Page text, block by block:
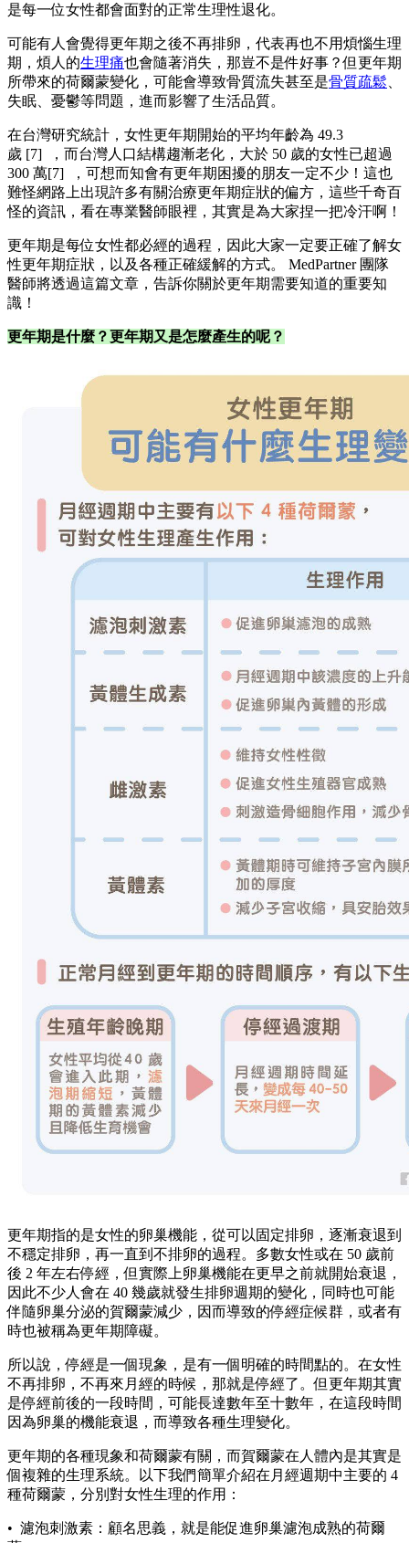
是每一位女性都會面對的正常生理性退化。
可能有人會覺得更年期之後不再排卵，代表再也不用煩惱生理
期，煩人的生理痛也會隨著消失，那豈不是件好事？但更年期
所帶來的荷爾蒙變化，可能會導致骨質流失甚至是骨質疏鬆
失眠、憂鬱等問題，進而影響了生活品質。
在台灣研究統計，女性更年期開始的平均年齡為 49.3
歲 [7] ，而台灣人口結構趨漸老化，大於 50 歲的女性已超過
300 萬[7] ，可想而知會有更年期困擾的朋友一定不少！這也
難怪網路上出現許多有關治療更年期症狀的偏方，這些千奇百
怪的資訊，看在專業醫師眼裡，其實是為大家捏一把冷汗啊！
更年期是每位女性都必經的過程，因此大家一定要正確了解女
性更年期症狀，以及各種正確緩解的方式。 MedPartner 團隊
醫師將透過這篇文章，告訴你關於更年期需要知道的重要知
識！
更年期是什麼？更年期又是怎麼產生的呢？
更年期指的是女性的卵巢機能，從可以固定排卵，逐漸衰退到
不穩定排卵，再一直到不排卵的過程。多數女性或在 50 歲前
後 2 年左右停經，但實際上卵巢機能在更早之前就開始衰退，
因此不少人會在 40 幾歲就發生排卵週期的變化，同時也可能
伴隨卵巢分泌的賀爾蒙減少，因而導致的停經症候群，或者有
時也被稱為更年期障礙。
所以說，停經是一個現象，是有一個明確的時間點的。在女性
不再排卵，不再來月經的時候，那就是停經了。但更年期其實
是停經前後的一段時間，可能長達數年至十數年，在這段時間
因為卵巢的機能衰退，而導致各種生理變化。
更年期的各種現象和荷爾蒙有關，而賀爾蒙在人體內是其實是
個複雜的生理系統。以下我們簡單介紹在月經週期中主要的 4
種荷爾蒙，分別對女性生理的作用：
• 濾泡刺激素：顧名思義，就是能促進卵巢濾泡成熟的荷爾